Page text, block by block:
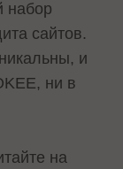
набор
сайтов.
и
ни в
на